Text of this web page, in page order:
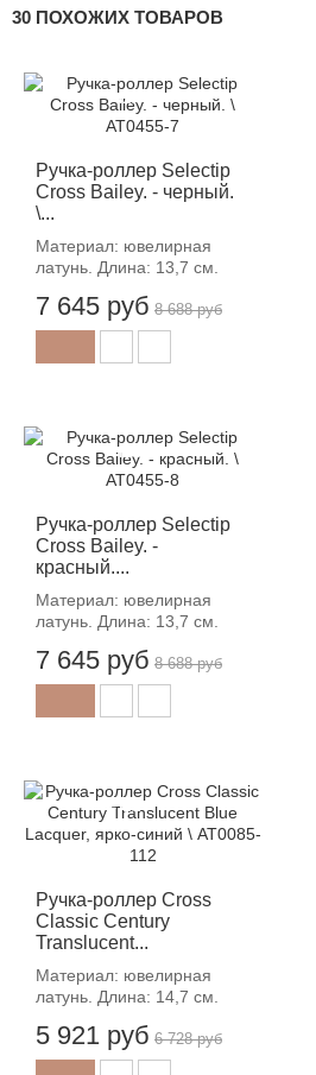
30 ПОХОЖИХ ТОВАРОВ
Ручка-роллер Selectip
Cross Bailey. - черный.
\...
Материал: ювелирная
латунь. Длина: 13,7 см.
7 645 руб
-12%
8 688 руб
Ручка-роллер Selectip
Cross Bailey. -
красный....
Материал: ювелирная
латунь. Длина: 13,7 см.
7 645 руб
-12%
8 688 руб
Ручка-роллер Cross
Classic Century
Translucent...
Материал: ювелирная
латунь. Длина: 14,7 см.
5 921 руб
-12%
6 728 руб